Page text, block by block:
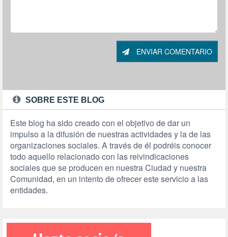
ENVIAR COMENTARIO
SOBRE ESTE BLOG
Este blog ha sido creado con el objetivo de dar un
impulso a la difusión de nuestras actividades y la de las
organizaciones sociales. A través de él podréis conocer
todo aquello relacionado con las reivindicaciones
sociales que se producen en nuestra Ciudad y nuestra
Comunidad, en un intento de ofrecer este servicio a las
entidades.